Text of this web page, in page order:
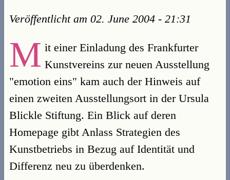
Veröffentlicht am 02. June 2004 - 21:31
M it einer Einladung des Frankfurter
Kunstvereins zur neuen Ausstellung
"emotion eins" kam auch der Hinweis auf
einen zweiten Ausstellungsort in der Ursula
Blickle Stiftung. Ein Blick auf deren
Homepage gibt Anlass Strategien des
Kunstbetriebs in Bezug auf Identität und
Differenz neu zu überdenken.